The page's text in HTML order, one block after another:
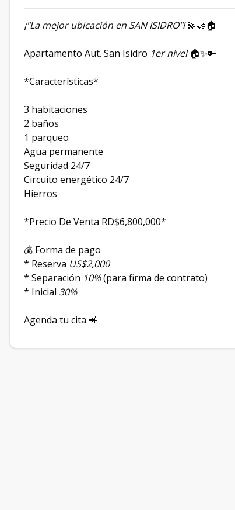
¡"La mejor ubicación en SAN ISIDRO"!💫🤝🏠
Apartamento Aut. San Isidro 1er nivel🏠✨🔑
*Características*
3 habitaciones
2 baños
1 parqueo
Agua permanente
Seguridad 24/7
Circuito energético 24/7
Hierros
*Precio De Venta RD$6,800,000*
💰 Forma de pago
* Reserva US$2,000
* Separación 10%(para firma de contrato)
* Inicial 30%
Agenda tu cita 📲